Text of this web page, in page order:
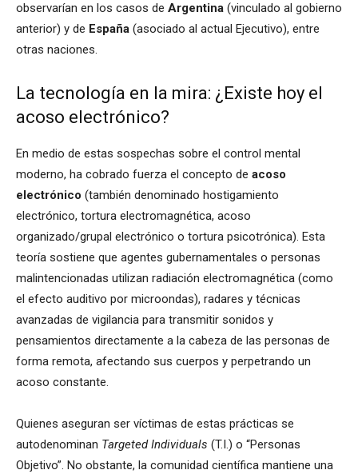
observarían en los casos de Argentina (vinculado al gobierno
anterior) y de España (asociado al actual Ejecutivo), entre
otras naciones.
La tecnología en la mira: ¿Existe hoy el
acoso electrónico?
En medio de estas sospechas sobre el control mental
moderno, ha cobrado fuerza el concepto de acoso
electrónico (también denominado hostigamiento
electrónico, tortura electromagnética, acoso
organizado/grupal electrónico o tortura psicotrónica). Esta
teoría sostiene que agentes gubernamentales o personas
malintencionadas utilizan radiación electromagnética (como
el efecto auditivo por microondas), radares y técnicas
avanzadas de vigilancia para transmitir sonidos y
pensamientos directamente a la cabeza de las personas de
forma remota, afectando sus cuerpos y perpetrando un
acoso constante.
Quienes aseguran ser víctimas de estas prácticas se
autodenominan Targeted Individuals (T.I.) o “Personas
Objetivo”. No obstante, la comunidad científica mantiene una